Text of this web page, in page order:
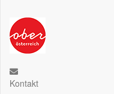
Kontakt